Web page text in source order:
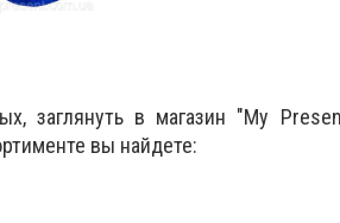
заглянуть в магазин "My
вы найдете: